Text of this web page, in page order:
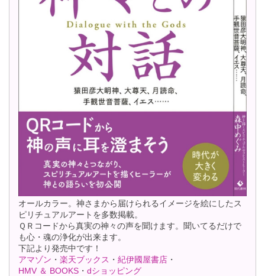
オールカラー。神さまから届けられるイメージを絵にしたス
ピリチュアルアートを多数掲載。
ＱＲコードから真実の神々の声を聞けます。聞いてるだけで
も心・魂の浄化が出来ます。
下記より発売中です！
アマゾン ・ 楽天ブックス ・ 紀伊國屋書店 ・
HMV ＆ BOOKS ・ dショッピング